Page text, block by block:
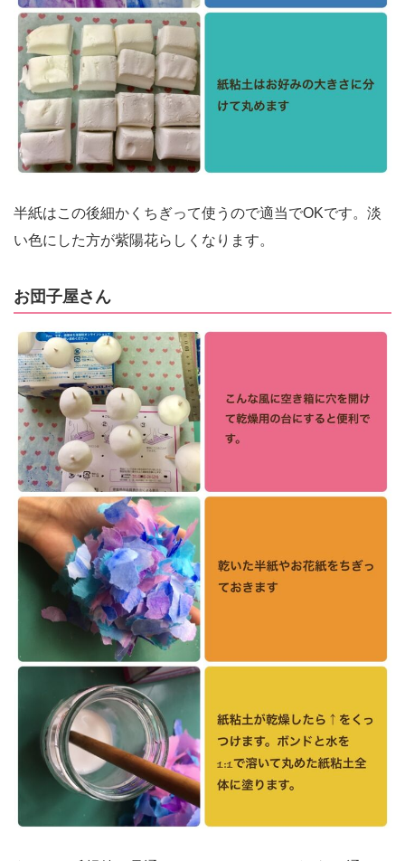
半紙はこの後細かくちぎって使うので適当でOKです。淡
い色にした方が紫陽花らしくなります。
お団子屋さん